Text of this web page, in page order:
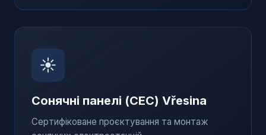
☀️
Сонячні панелі (СЕС) Vřesina
Сертифіковане проєктування та монтаж